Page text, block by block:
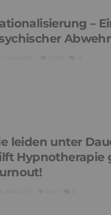
–
leiden unter
Hypnotherapie